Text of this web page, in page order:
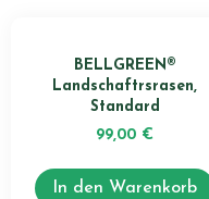
BELLGREEN®
Landschaftrsrasen,
Standard
99,00 €
In den Warenkorb